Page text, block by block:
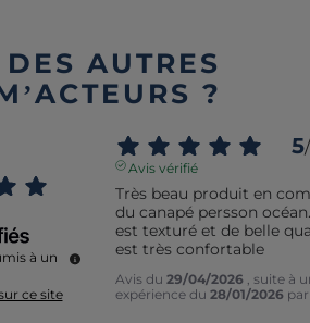
AUTRES
?
à un
ce site
5/
Avis vérifié
Très beau produit en
du canapé persson
est texturé et de belle
est très confortable
Avis du 29/04/2026
, suite à
expérience du 28/01/2026